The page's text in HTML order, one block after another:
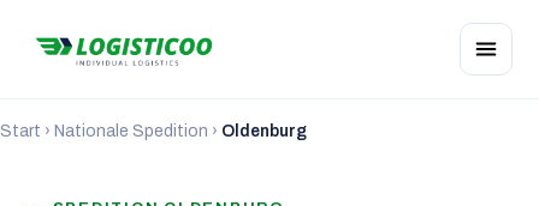
Start › Nationale Spedition › Oldenburg